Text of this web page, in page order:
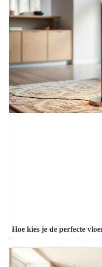
Hoe kies je de perfecte